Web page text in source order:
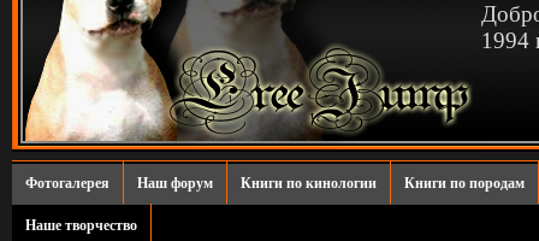
1994
Фотогалерея Наш форум Книги по кинологии Книги по породам
Наше творчество